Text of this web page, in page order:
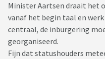
Minister Aartsen draait het
vanaf het begin taal en
centraal, de inburgering
georganiseerd.
Fijn dat statushouders